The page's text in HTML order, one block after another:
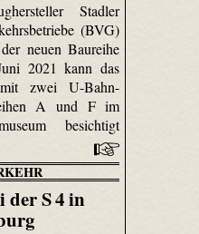
Stadler
(BVG)
neuen Baureihe
2021 kann das
zwei U-Bahn-
A und F im
besichtigt
der S 4 in